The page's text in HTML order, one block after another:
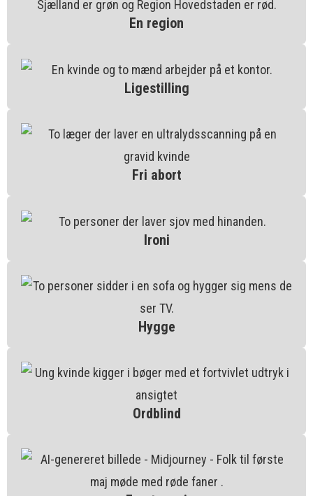
En region
Ligestilling
Fri abort
Ironi
Hygge
Ordblind